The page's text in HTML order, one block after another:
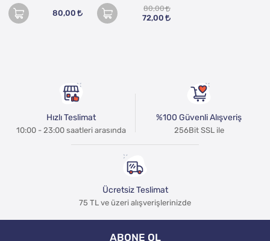
80,00
80,00
72,00
Hızlı Teslimat
10:00 - 23:00 saatleri arasında
%100 Güvenli Alışveriş
256Bit SSL ile
Ücretsiz Teslimat
75 TL ve üzeri alışverişlerinizde
ABONE OL